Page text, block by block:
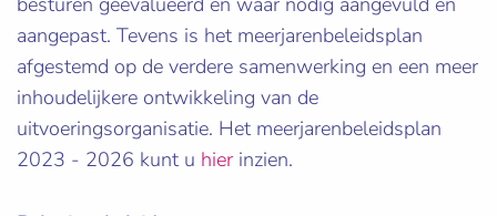
aangepast. Tevens is het meerjarenbeleidsplan
afgestemd op de verdere samenwerking en een meer
inhoudelijkere ontwikkeling van de
uitvoeringsorganisatie. Het meerjarenbeleidsplan
2023 - 2026 kunt u hier inzien.